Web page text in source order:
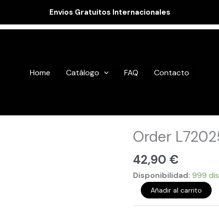
Envios Gratuitos Internacionales
Home Catálogo FAQ Contacto
Order
42,90 €
Disponibilidad: 999
L720255
cantidad
Añadir al carrito